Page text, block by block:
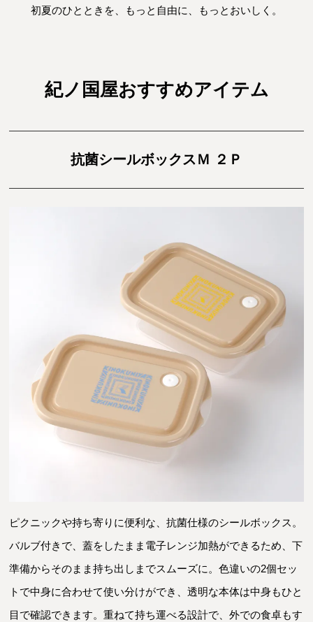
紀ノ国屋おすすめアイテム
抗菌シールボックスＭ ２Ｐ
ピクニックや持ち寄りに便利な、抗菌仕様のシールボックス。
バルブ付きで、蓋をしたまま電子レンジ加熱ができるため、下
準備からそのまま持ち出しまでスムーズに。色違いの2個セッ
トで中身に合わせて使い分けができ、透明な本体は中身もひと
目で確認できます。重ねて持ち運べる設計で、外での食卓もす